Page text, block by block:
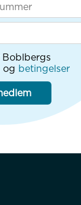
og betingelser